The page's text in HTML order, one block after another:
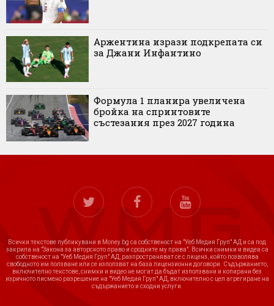
Аржентина изрази подкрепата си
за Джани Инфантино
Формула 1 планира увеличена
бройка на спринтовите
състезания през 2027 година
Всички текстове публикувани в Money.bg са собственост на "Уеб Медия Груп" АД и са под
закрила на "Закона за авторското право и сродните му права". Всички снимки и видеа са
собственост на "Уеб Медия Груп" АД, разпространяват се с лиценз, който позволява
свободното им ползване или се използват на база лицензионни договори. Съдържанието,
включително текстове, снимки и видео не могат да бъдат използвани и копирани без
изричното писмено разрешение на "Уеб Медия Груп" АД, включително с цел агрегиране на
съдържанието и сходни услуги.